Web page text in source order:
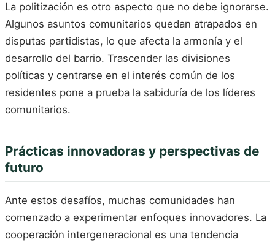
La politización es otro aspecto que no debe ignorarse.
Algunos asuntos comunitarios quedan atrapados en
disputas partidistas, lo que afecta la armonía y el
desarrollo del barrio. Trascender las divisiones
políticas y centrarse en el interés común de los
residentes pone a prueba la sabiduría de los líderes
comunitarios.
Prácticas innovadoras y perspectivas de
futuro
Ante estos desafíos, muchas comunidades han
comenzado a experimentar enfoques innovadores. La
cooperación intergeneracional es una tendencia